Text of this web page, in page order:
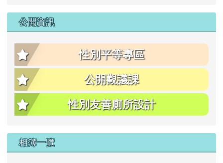
公開資訊
性別平等專區
公開觀議課
性別友善廁所設計
相簿一覽